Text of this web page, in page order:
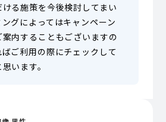
る施策を今後検討してまい
グによってはキャンペーン
内することもございますの
ご利用の際にチェックして
います。